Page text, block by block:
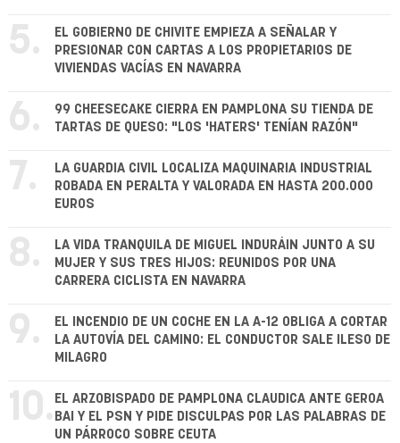
5.
EL GOBIERNO DE CHIVITE EMPIEZA A SEÑALAR Y
PRESIONAR CON CARTAS A LOS PROPIETARIOS DE
VIVIENDAS VACÍAS EN NAVARRA
6.
99 CHEESECAKE CIERRA EN PAMPLONA SU TIENDA DE
TARTAS DE QUESO: "LOS 'HATERS' TENÍAN RAZÓN"
7.
LA GUARDIA CIVIL LOCALIZA MAQUINARIA INDUSTRIAL
ROBADA EN PERALTA Y VALORADA EN HASTA 200.000
EUROS
8.
LA VIDA TRANQUILA DE MIGUEL INDURÁIN JUNTO A SU
MUJER Y SUS TRES HIJOS: REUNIDOS POR UNA
CARRERA CICLISTA EN NAVARRA
9.
EL INCENDIO DE UN COCHE EN LA A-12 OBLIGA A CORTAR
LA AUTOVÍA DEL CAMINO: EL CONDUCTOR SALE ILESO DE
MILAGRO
10. EL ARZOBISPADO DE PAMPLONA CLAUDICA ANTE GEROA
BAI Y EL PSN Y PIDE DISCULPAS POR LAS PALABRAS DE
UN PÁRROCO SOBRE CEUTA